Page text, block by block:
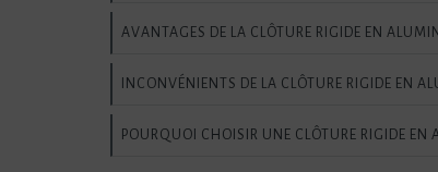
AVANTAGES DE LA CLÔTURE RIGIDE EN
INCONVÉNIENTS DE LA CLÔTURE RIGIDE EN
POURQUOI CHOISIR UNE CLÔTURE RIGIDE EN